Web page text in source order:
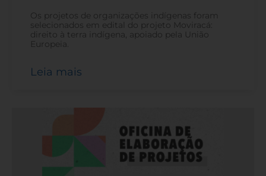
Os projetos de organizações indígenas foram
selecionados em edital do projeto Moviracá:
direito à terra indígena, apoiado pela União
Europeia.
Leia mais